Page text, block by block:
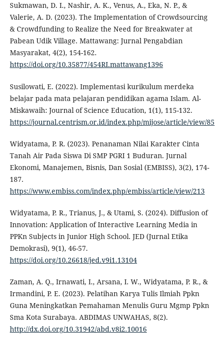
Sukmawan, D. I., Nashir, A. K., Venus, A., Eka, N. P., &
Valerie, A. D. (2023). The Implementation of Crowdsourcing
& Crowdfunding to Realize the Need for Breakwater at
Pabean Udik Village. Mattawang: Jurnal Pengabdian
Masyarakat, 4(2), 154-162.
https://doi.org/10.35877/454RI.mattawang1396
Susilowati, E. (2022). Implementasi kurikulum merdeka
belajar pada mata pelajaran pendidikan agama Islam. Al-
Miskawaih: Journal of Science Education, 1(1), 115-132.
https://journal.centrism.or.id/index.php/mijose/article/view/85
Widyatama, P. R. (2023). Penanaman Nilai Karakter Cinta
Tanah Air Pada Siswa Di SMP PGRI 1 Buduran. Jurnal
Ekonomi, Manajemen, Bisnis, Dan Sosial (EMBISS), 3(2), 174-
187.
https://www.embiss.com/index.php/embiss/article/view/213
Widyatama, P. R., Trianus, J., & Utami, S. (2024). Diffusion of
Innovation: Application of Interactive Learning Media in
PPKn Subjects in Junior High School. JED (Jurnal Etika
Demokrasi), 9(1), 46-57.
https://doi.org/10.26618/jed.v9i1.13104
Zaman, A. Q., Irnawati, I., Arsana, I. W., Widyatama, P. R., &
Irmandini, P. E. (2023). Pelatihan Karya Tulis Ilmiah Ppkn
Guna Meningkatkan Pemahaman Menulis Guru Mgmp Ppkn
Sma Kota Surabaya. ABDIMAS UNWAHAS, 8(2).
http://dx.doi.org/10.31942/abd.v8i2.10016